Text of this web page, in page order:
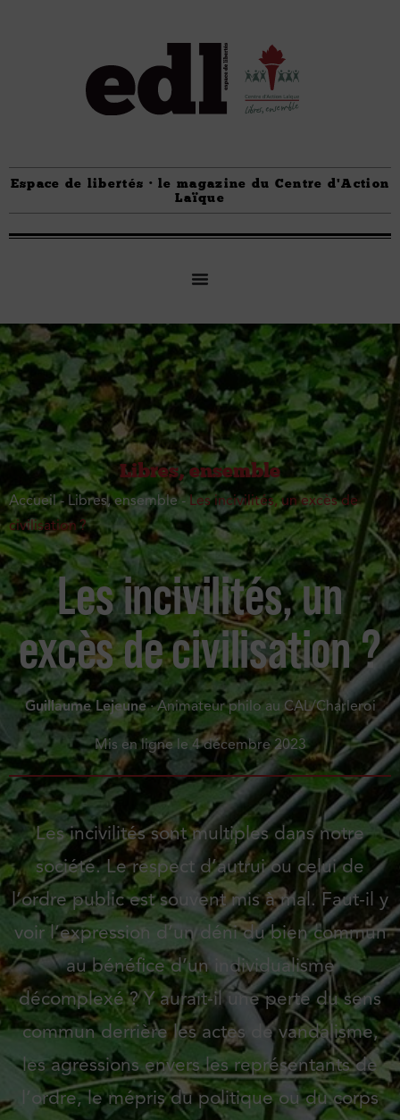
Espace de libertés · le magazine du Centre d'Action
Laïque
Libres, ensemble
Accueil- Libres, ensemble-Les incivilités, un excès de
civilisation ?
Les incivilités, un
excès de civilisation ?
Guillaume Lejeune· Animateur philo au CAL/Charleroi
Mis en ligne le 4 décembre 2023
Les incivilités sont multiples dans notre
société. Le respect d’autrui ou celui de
l’ordre public est souvent mis à mal. Faut-il y
voir l’expression d’un déni du bien commun
au bénéfice d’un individualisme
décomplexé ? Y aurait-il une perte du sens
commun derrière les actes de vandalisme,
les agressions envers les représentants de
l’ordre, le mépris du politique ou du corps